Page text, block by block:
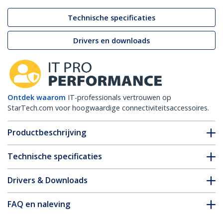
Technische specificaties
Drivers en downloads
Ontdek waarom IT-professionals vertrouwen op
StarTech.com voor hoogwaardige connectiviteitsaccessoires.
Productbeschrijving
Technische specificaties
Drivers & Downloads
FAQ en naleving